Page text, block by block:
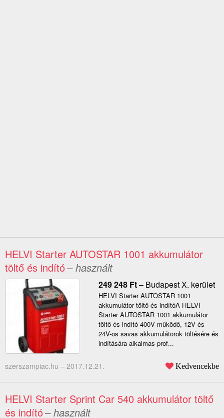
HELVI Starter AUTOSTAR 1001 akkumulátor
töltő és indító– használt
249 248 Ft– Budapest X. kerület
HELVI Starter AUTOSTAR 1001
akkumulátor töltő és indítóA HELVI
Starter AUTOSTAR 1001 akkumulátor
töltő és indító 400V működő, 12V és
24V-os savas akkumulátorok töltésére és
indítására alkalmas prof...
szerszampiac.hu – 2017.12.21. Kedvencekbe
HELVI Starter Sprint Car 540 akkumulátor töltő
és indító– használt